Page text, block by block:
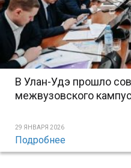
В Улан-Удэ прошло
межвузовского
29 ЯНВАРЯ 2026
Подробнее